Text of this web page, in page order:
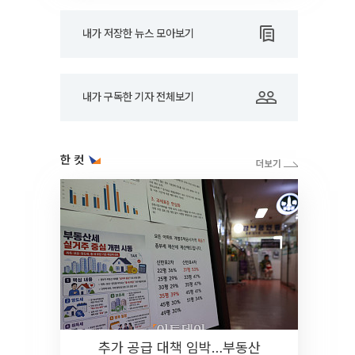
내가 저장한 뉴스 모아보기
내가 구독한 기자 전체보기
한 컷
추가 공급 대책 임박…부동산